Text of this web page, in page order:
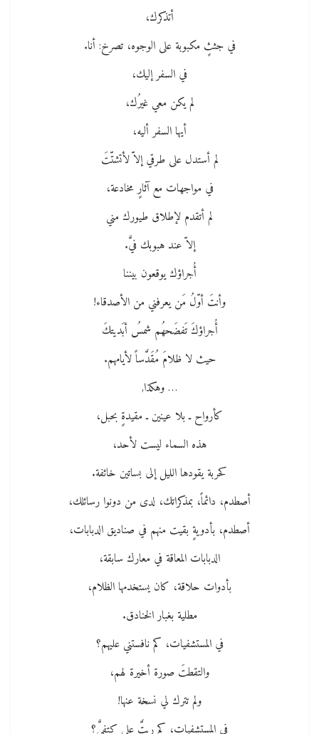
أتذكرك،
في جثثٍ مكبوبة على الوجوه، تصرخ: أنا.
في السفر إليك،
لم يكن معي غيرُك،
أيها السفر أليه،
لم أستدل على طرقي إلاّ لأتشتّتَ
في مواجهات مع آثارٍ مخادعة،
لم أتقدم لإطلاق طيورك مني
إلاّ عند هبوبك فيَّ.
أُجراؤك يوقعون بيننا
وأنتَ أوّلُ مَن يعرفني من الأصدقاء!
أُجراؤكَ تَفضَحهُم شمسُ أبَديتكَ
حيث لا ظلامَ مُقَدَّساً لأيامهم.
… وهكذا,
كأرواح ـ بلا عينين ـ مقيدةٍ بحبل،
هذه السماء ليست لأحد،
كحربة يقودها الليل إلى بساتين خائفة.
أصطدم، دائماً، بمذكراتك، لدى من دونوا رسائلك،
أصطدم، بأدويةٍ بقيت منهم في صناديق الدبابات،
الدبابات المعاقة في معارك سابقة،
بأدوات حلاقة، كان يستخدمها الظلام،
مطلية بغبار الخنادق.
في المستشفيات، كم نافستني عليهم؟
والتقطتَ صورة أخيرة لهم،
ولم تترك لي نسخة عنها!
في المستشفيات، كم ربتَّ على كتفيَّ؟